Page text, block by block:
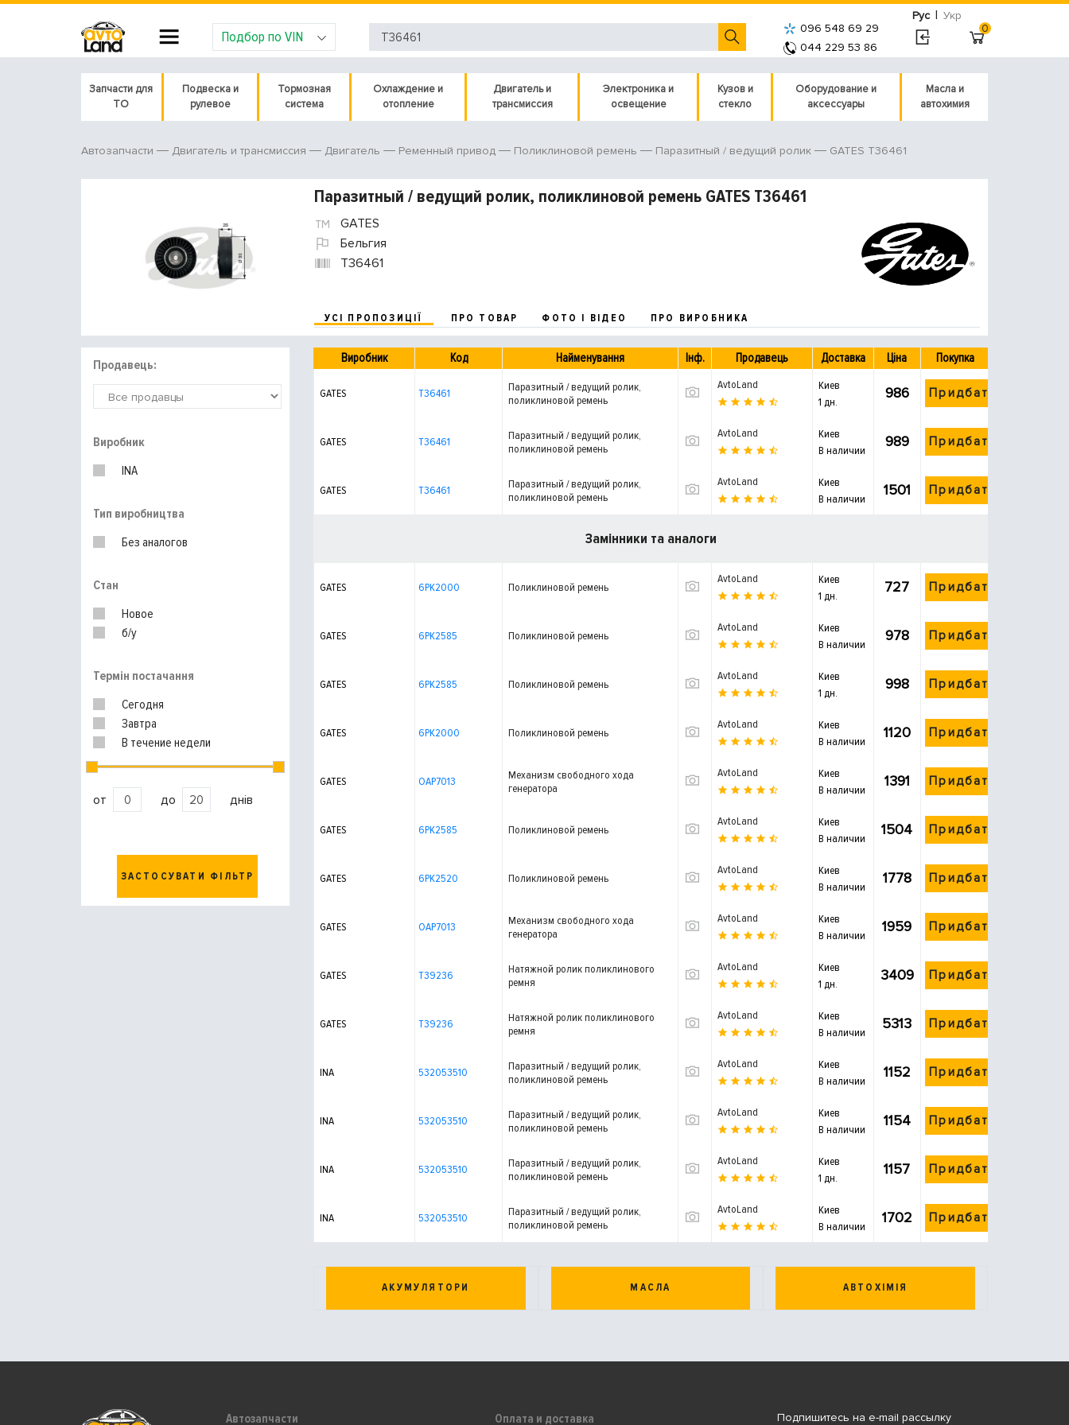
Рус | Укр
Подбор по VIN
096 548 69 29
044 229 53 86
0
Запчасти для
ТО
Подвеска и
рулевое
Тормозная
система
Охлаждение и
отопление
Двигатель и
трансмиссия
Электроника и
освещение
Кузов и
стекло
Оборудование и
аксессуары
Масла и
автохимия
Автозапчасти Двигатель и трансмиссия Двигатель Ременный привод Поликлиновой ремень Паразитный / ведущий ролик GATES T36461
Паразитный / ведущий ролик, поликлиновой ремень GATES T36461
GATES
Бельгия
T36461
УСІ ПРОПОЗИЦІЇ ПРО ТОВАР ФОТО І ВІДЕО ПРО ВИРОБНИКА
Продавець:
Виробник
INA
Тип виробництва
Без аналогов
Стан
Новое
б/у
Термін постачання
Сегодня
Завтра
В течение недели
от до днів
ЗАСТОСУВАТИ ФІЛЬТР
Виробник Код Найменування Інф. Продавець Доставка Ціна Покупка
GATES T36461
Паразитный / ведущий ролик,
поликлиновой ремень
AvtoLand
Киев
1 дн.
986 Придбати
GATES T36461
Паразитный / ведущий ролик,
поликлиновой ремень
AvtoLand
Киев
В наличии
989 Придбати
GATES T36461
Паразитный / ведущий ролик,
поликлиновой ремень
AvtoLand
Киев
В наличии
1501 Придбати
Замінники та аналоги
GATES 6PK2000 Поликлиновой ремень
AvtoLand
Киев
1 дн.
727 Придбати
GATES 6PK2585 Поликлиновой ремень
AvtoLand
Киев
В наличии
978 Придбати
GATES 6PK2585 Поликлиновой ремень
AvtoLand
Киев
1 дн.
998 Придбати
GATES 6PK2000 Поликлиновой ремень
AvtoLand
Киев
В наличии
1120 Придбати
GATES OAP7013
Механизм свободного хода
генератора
AvtoLand
Киев
В наличии
1391 Придбати
GATES 6PK2585 Поликлиновой ремень
AvtoLand
Киев
В наличии
1504 Придбати
GATES 6PK2520 Поликлиновой ремень
AvtoLand
Киев
В наличии
1778 Придбати
GATES OAP7013
Механизм свободного хода
генератора
AvtoLand
Киев
В наличии
1959 Придбати
GATES T39236
Натяжной ролик поликлинового
ремня
AvtoLand
Киев
1 дн.
3409 Придбати
GATES T39236
Натяжной ролик поликлинового
ремня
AvtoLand
Киев
В наличии
5313 Придбати
INA 532053510
Паразитный / ведущий ролик,
поликлиновой ремень
AvtoLand
Киев
В наличии
1152 Придбати
INA 532053510
Паразитный / ведущий ролик,
поликлиновой ремень
AvtoLand
Киев
В наличии
1154 Придбати
INA 532053510
Паразитный / ведущий ролик,
поликлиновой ремень
AvtoLand
Киев
1 дн.
1157 Придбати
INA 532053510
Паразитный / ведущий ролик,
поликлиновой ремень
AvtoLand
Киев
В наличии
1702 Придбати
АКУМУЛЯТОРИ МАСЛА АВТОХІМІЯ
Автозапчасти Оплата и доставка Подпишитесь на e-mail рассылку